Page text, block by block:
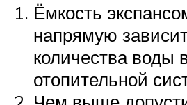
Ёмкость
напрямую
количества воды
отопительной